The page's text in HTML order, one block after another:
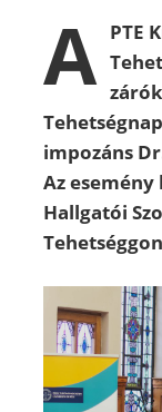
A PTE
impozáns
Az esemény
Hallgatói